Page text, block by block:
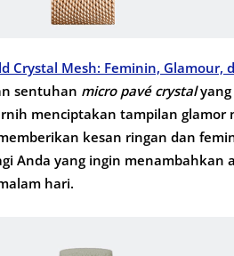
Crystal Mesh: Feminin, Glamour,
sentuhan micro pavé crystalyang
menciptakan tampilan
kesan ringan dan
Anda yang ingin menambahkan
hari.